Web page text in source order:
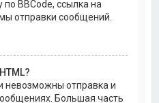
по BBCode, ссылка на
отправки сообщений.
невозможны отправка и
Большая часть